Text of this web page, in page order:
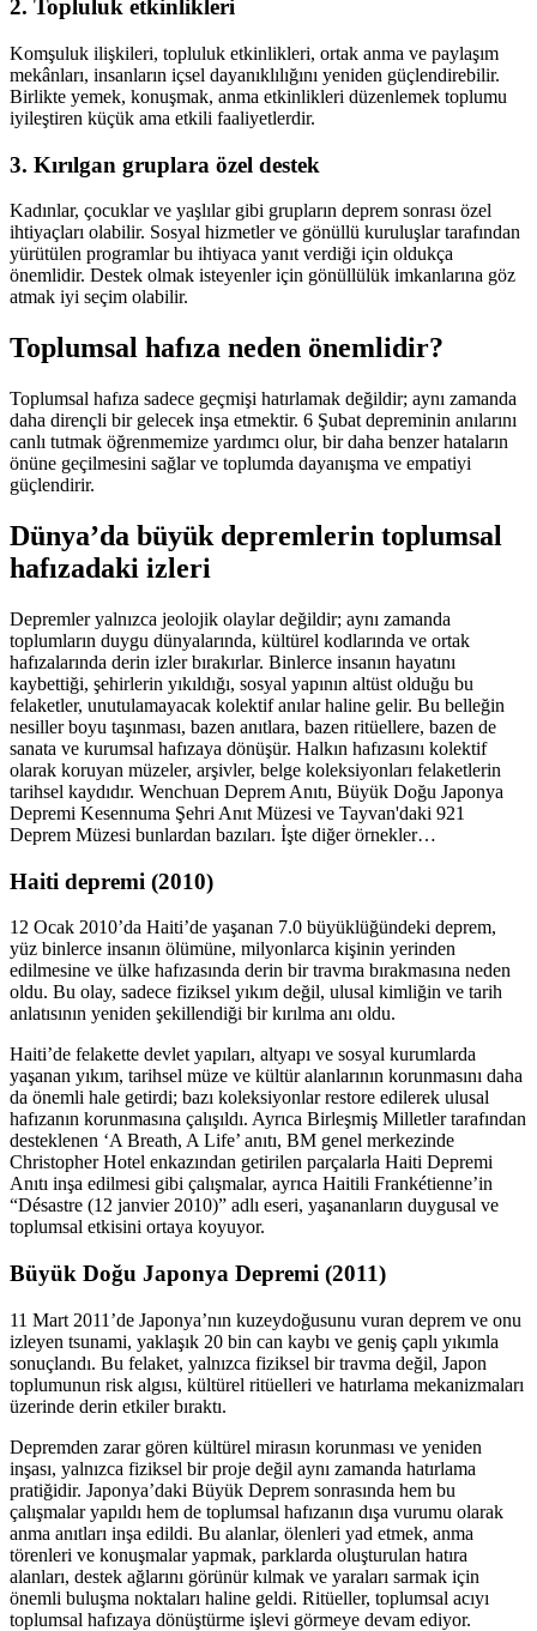
2. Topluluk etkinlikleri
Komşuluk ilişkileri, topluluk etkinlikleri, ortak anma ve paylaşım
mekânları, insanların içsel dayanıklılığını yeniden güçlendirebilir.
Birlikte yemek, konuşmak, anma etkinlikleri düzenlemek toplumu
iyileştiren küçük ama etkili faaliyetlerdir.
3. Kırılgan gruplara özel destek
Kadınlar, çocuklar ve yaşlılar gibi grupların deprem sonrası özel
ihtiyaçları olabilir. Sosyal hizmetler ve gönüllü kuruluşlar tarafından
yürütülen programlar bu ihtiyaca yanıt verdiği için oldukça
önemlidir. Destek olmak isteyenler için gönüllülük imkanlarına göz
atmak iyi seçim olabilir.
Toplumsal hafıza neden önemlidir?
Toplumsal hafıza sadece geçmişi hatırlamak değildir; aynı zamanda
daha dirençli bir gelecek inşa etmektir. 6 Şubat depreminin anılarını
canlı tutmak öğrenmemize yardımcı olur, bir daha benzer hataların
önüne geçilmesini sağlar ve toplumda dayanışma ve empatiyi
güçlendirir.
Dünya’da büyük depremlerin toplumsal
hafızadaki izleri
Depremler yalnızca jeolojik olaylar değildir; aynı zamanda
toplumların duygu dünyalarında, kültürel kodlarında ve ortak
hafızalarında derin izler bırakırlar. Binlerce insanın hayatını
kaybettiği, şehirlerin yıkıldığı, sosyal yapının altüst olduğu bu
felaketler, unutulamayacak kolektif anılar haline gelir. Bu belleğin
nesiller boyu taşınması, bazen anıtlara, bazen ritüellere, bazen de
sanata ve kurumsal hafızaya dönüşür. Halkın hafızasını kolektif
olarak koruyan müzeler, arşivler, belge koleksiyonları felaketlerin
tarihsel kaydıdır. Wenchuan Deprem Anıtı, Büyük Doğu Japonya
Depremi Kesennuma Şehri Anıt Müzesi ve Tayvan'daki 921
Deprem Müzesi bunlardan bazıları. İşte diğer örnekler…
Haiti depremi (2010)
12 Ocak 2010’da Haiti’de yaşanan 7.0 büyüklüğündeki deprem,
yüz binlerce insanın ölümüne, milyonlarca kişinin yerinden
edilmesine ve ülke hafızasında derin bir travma bırakmasına neden
oldu. Bu olay, sadece fiziksel yıkım değil, ulusal kimliğin ve tarih
anlatısının yeniden şekillendiği bir kırılma anı oldu.
Haiti’de felakette devlet yapıları, altyapı ve sosyal kurumlarda
yaşanan yıkım, tarihsel müze ve kültür alanlarının korunmasını daha
da önemli hale getirdi; bazı koleksiyonlar restore edilerek ulusal
hafızanın korunmasına çalışıldı. Ayrıca Birleşmiş Milletler tarafından
desteklenen ‘A Breath, A Life’ anıtı, BM genel merkezinde
Christopher Hotel enkazından getirilen parçalarla Haiti Depremi
Anıtı inşa edilmesi gibi çalışmalar, ayrıca Haitili Frankétienne’in
“Désastre (12 janvier 2010)” adlı eseri, yaşananların duygusal ve
toplumsal etkisini ortaya koyuyor.
Büyük Doğu Japonya Depremi (2011)
11 Mart 2011’de Japonya’nın kuzeydoğusunu vuran deprem ve onu
izleyen tsunami, yaklaşık 20 bin can kaybı ve geniş çaplı yıkımla
sonuçlandı. Bu felaket, yalnızca fiziksel bir travma değil, Japon
toplumunun risk algısı, kültürel ritüelleri ve hatırlama mekanizmaları
üzerinde derin etkiler bıraktı.
Depremden zarar gören kültürel mirasın korunması ve yeniden
inşası, yalnızca fiziksel bir proje değil aynı zamanda hatırlama
pratiğidir. Japonya’daki Büyük Deprem sonrasında hem bu
çalışmalar yapıldı hem de toplumsal hafızanın dışa vurumu olarak
anma anıtları inşa edildi. Bu alanlar, ölenleri yad etmek, anma
törenleri ve konuşmalar yapmak, parklarda oluşturulan hatıra
alanları, destek ağlarını görünür kılmak ve yaraları sarmak için
önemli buluşma noktaları haline geldi. Ritüeller, toplumsal acıyı
toplumsal hafızaya dönüştürme işlevi görmeye devam ediyor.